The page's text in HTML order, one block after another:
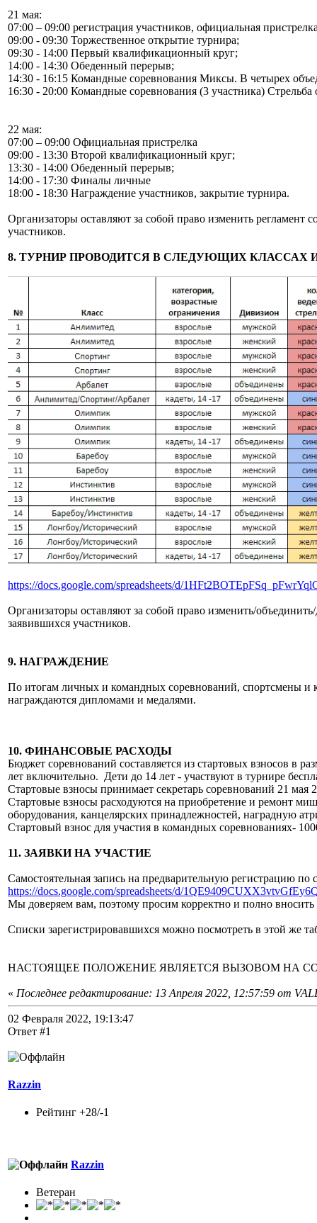
21 мая:
07:00 – 09:00 регистрация участников, официальная
09:00 - 09:30 Торжественное открытие турнира;
09:30 - 14:00 Первый квалификационный круг;
14:00 - 14:30 Обеденный перерыв;
14:30 - 16:15 Командные соревнования Миксы. В четырех
16:30 - 20:00 Командные соревнования (3 участника)
22 мая:
07:00 – 09:00 Официальная пристрелка
09:00 - 13:30 Второй квалификационный круг;
13:30 - 14:00 Обеденный перерыв;
14:00 - 17:30 Финалы личные
18:00 - 18:30 Награждение участников, закрытие турнира.
Организаторы оставляют за собой право изменить регламент
участников.
8. ТУРНИР ПРОВОДИТСЯ В СЛЕДУЮЩИХ КЛАССАХ
https://docs.google.com/spreadsheets/d/
Организаторы оставляют за собой право изменить/
заявившихся участников.
9. НАГРАЖДЕНИЕ
По итогам личных и командных соревнований, спортсмены и
награждаются дипломами и медалями.
10. ФИНАНСОВЫЕ РАСХОДЫ
Бюджет соревнований составляется из стартовых взносов в
лет включительно. Дети до 14 лет - участвуют в турнире
Стартовые взносы принимает секретарь соревнований 21 мая
Стартовые взносы расходуются на приобретение и ремонт
оборудования, канцелярских принадлежностей, наградную
Стартовый взнос для участия в командных соревнованиях-
11. ЗАЯВКИ НА УЧАСТИЕ
Самостоятельная запись на предварительную регистрацию по
https://docs.google.com/spreadsheets/d/
Мы доверяем вам, поэтому просим корректно и полно
Списки зарегистрировавшихся можно посмотреть в этой же
НАСТОЯЩЕЕ ПОЛОЖЕНИЕ ЯВЛЯЕТСЯ ВЫЗОВОМ НА
« Последнее редактирование: 13 Апреля 2022, 12:57:59 от
02 Февраля 2022, 19:13:47
Ответ #1
Razzin
Рейтинг +28/-1
Razzin
Ветеран